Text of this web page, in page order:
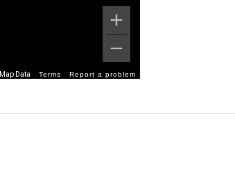
Map Data Terms Report a problem